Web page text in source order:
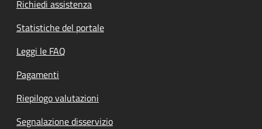
Richiedi assistenza
Statistiche del portale
Leggi le FAQ
Pagamenti
Riepilogo valutazioni
Segnalazione disservizio